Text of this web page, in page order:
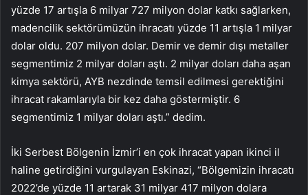
yüzde 17 artışla 6 milyar 727 milyon dolar katkı sağlarken,
madencilik sektörümüzün ihracatı yüzde 11 artışla 1 milyar
dolar oldu. 207 milyon dolar. Demir ve demir dışı metaller
segmentimiz 2 milyar doları aştı. 2 milyar doları daha aşan
kimya sektörü, AYB nezdinde temsil edilmesi gerektiğini
ihracat rakamlarıyla bir kez daha göstermiştir. 6
segmentimiz 1 milyar doları aştı.” dedim.
İki Serbest Bölgenin İzmir’i en çok ihracat yapan ikinci il
haline getirdiğini vurgulayan Eskinazi, “Bölgemizin ihracatı
2022’de yüzde 11 artarak 31 milyar 417 milyon dolara